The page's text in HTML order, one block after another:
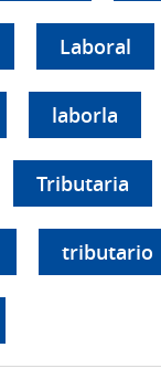
Laboral
laborla
Tributaria
tributario